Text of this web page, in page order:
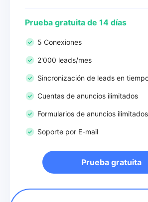
Prueba gratuita de 14 días
5 Conexiones
2'000 leads/mes
Sincronización de leads en
Cuentas de anuncios ilimitados
Formularios de anuncios ilimitados
Soporte por E-mail
Prueba gratuita